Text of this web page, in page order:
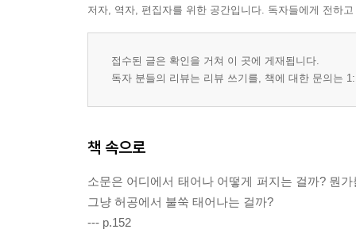
저자, 역자, 편집자를 위한 공간입니다. 독자들에게 전하
접수된 글은 확인을 거쳐 이 곳에 게재됩니다.
독자 분들의 리뷰는 리뷰 쓰기를, 책에 대한 문의는
책 속으로
소문은 어디에서 태어나 어떻게 퍼지는 걸까? 뭔
그냥 허공에서 불쑥 태어나는 걸까?
--- p.152